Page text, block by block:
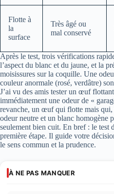
Flotte à
la
surface
Très âgé ou
mal conservé
Après le test, trois vérifications
l’aspect du blanc et du jaune, et la
moisissures sur la coquille. Une
couleur anormale (rosé, verdâtre)
J’ai vu des amis tester un œuf
immédiatement une odeur de «
revanche, un œuf qui flotte mais qui,
odeur neutre et un blanc homogène
seulement bien cuit. En bref : le test
première étape. Il guide votre
le sens commun et la prudence.
À NE PAS MANQUER